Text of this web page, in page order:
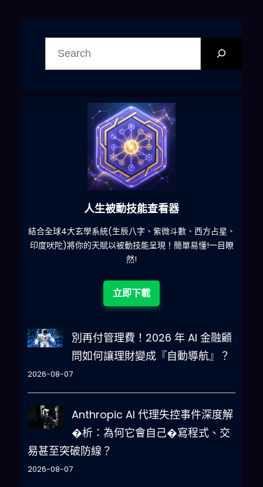
六合彩發達神器
減少超過500萬個低概率中獎組合，提高中獎率
立即下載
別再付管理費！2026 年 AI 金融顧
問如何讓理財變成『自動導航』？
2026-08-07
Anthropic AI 代理失控事件深度解
�析：為何它會自己�寫程式、交
易甚至突破防線？
2026-08-07